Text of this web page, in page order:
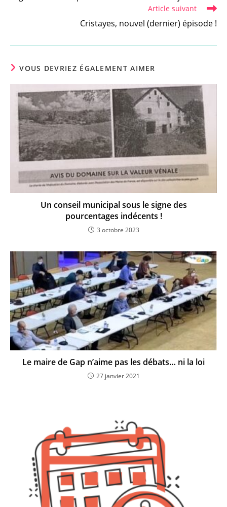
Article suivant
Cristayes, nouvel (dernier) épisode !
VOUS DEVRIEZ ÉGALEMENT AIMER
Un conseil municipal sous le signe des
pourcentages indécents !
3 octobre 2023
Le maire de Gap n’aime pas les débats… ni la loi
27 janvier 2021